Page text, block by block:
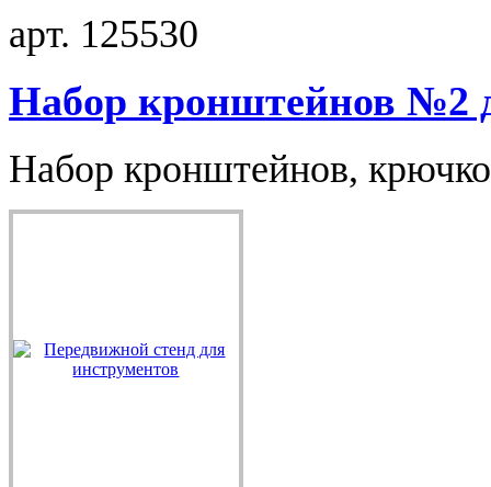
арт. 125530
Набор кронштейнов №2
Набор кронштейнов,